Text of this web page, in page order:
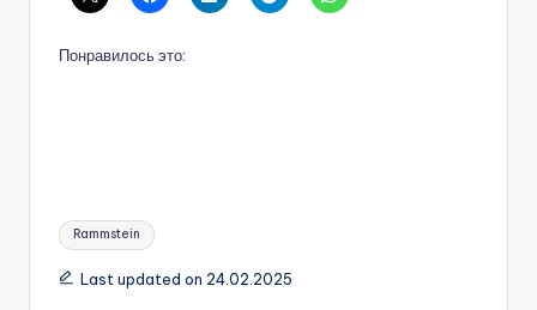
Понравилось это:
Tags:
Rammstein
Last updated on 24.02.2025